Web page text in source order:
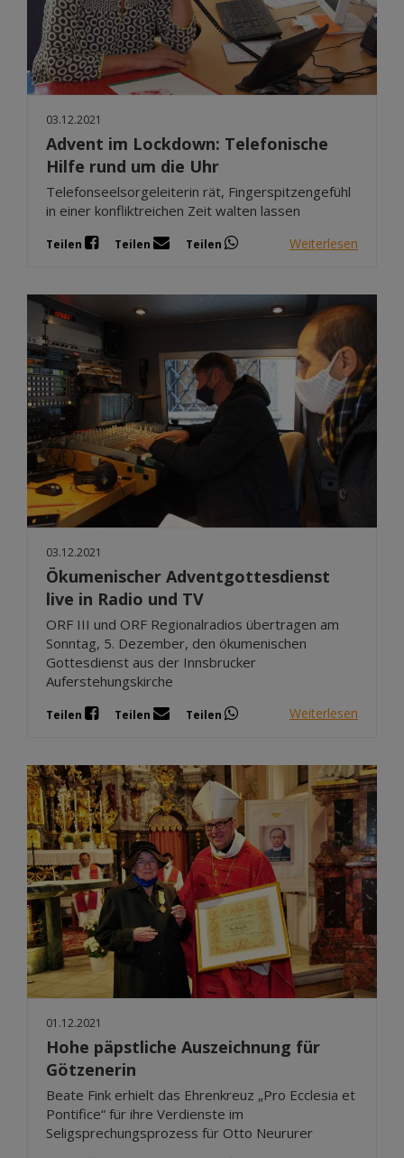
03.12.2021
Advent im Lockdown: Telefonische
Hilfe rund um die Uhr
Telefonseelsorgeleiterin rät, Fingerspitzengefühl
in einer konfliktreichen Zeit walten lassen
Teilen Teilen Teilen Weiterlesen
03.12.2021
Ökumenischer Adventgottesdienst
live in Radio und TV
ORF III und ORF Regionalradios übertragen am
Sonntag, 5. Dezember, den ökumenischen
Gottesdienst aus der Innsbrucker
Auferstehungskirche
Teilen Teilen Teilen Weiterlesen
01.12.2021
Hohe päpstliche Auszeichnung für
Götzenerin
Beate Fink erhielt das Ehrenkreuz „Pro Ecclesia et
Pontifice“ für ihre Verdienste im
Seligsprechungsprozess für Otto Neururer